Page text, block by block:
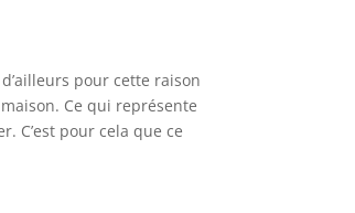
pour cette raison
Ce qui représente
C’est pour cela que ce